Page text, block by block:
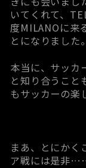
いてくれて、
度MILANOに来
とになりました。
本当に、サッカ
と知り合うこと
もサッカーの楽
まあ、とにかく
ア戦には是非